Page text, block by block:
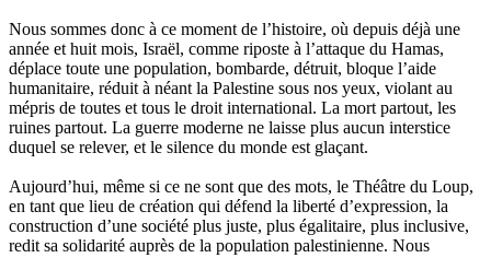
Nous sommes donc à ce moment de l’histoire, où depuis déjà une
année et huit mois, Israël, comme riposte à l’attaque du Hamas,
déplace toute une population, bombarde, détruit, bloque l’aide
humanitaire, réduit à néant la Palestine sous nos yeux, violant au
mépris de toutes et tous le droit international. La mort partout, les
ruines partout. La guerre moderne ne laisse plus aucun interstice
duquel se relever, et le silence du monde est glaçant.
Aujourd’hui, même si ce ne sont que des mots, le Théâtre du Loup,
en tant que lieu de création qui défend la liberté d’expression, la
construction d’une société plus juste, plus égalitaire, plus inclusive,
redit sa solidarité auprès de la population palestinienne. Nous